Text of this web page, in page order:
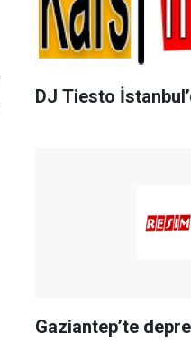
DJ Tiesto
Gaziantep’te